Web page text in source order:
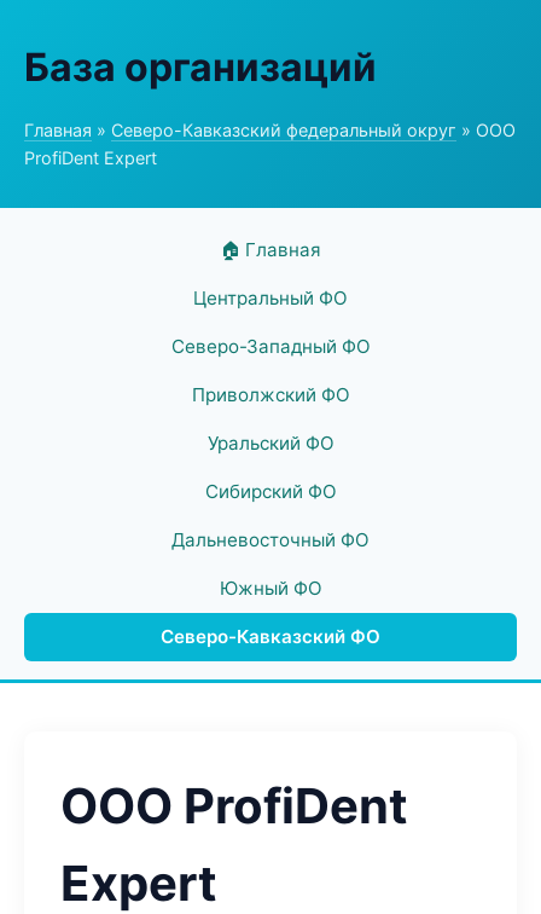
База организаций
Главная » Северо-Кавказский федеральный округ » ООО
ProfiDent Expert
🏠 Главная
Центральный ФО
Северо-Западный ФО
Приволжский ФО
Уральский ФО
Сибирский ФО
Дальневосточный ФО
Южный ФО
Северо-Кавказский ФО
ООО ProfiDent
Expert